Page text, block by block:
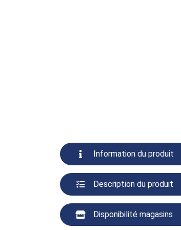
Information du produit
Description du produit
Disponibilité magasins